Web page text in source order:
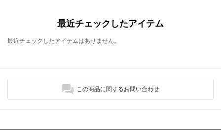
最近チェックしたアイテム
最近チェックしたアイテムはありません。
この商品に関するお問い合わせ